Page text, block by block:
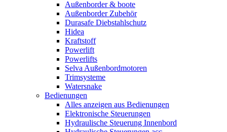
Außenborder & boote
Außenborder Zubehör
Durasafe Diebstahlschutz
Hidea
Kraftstoff
Powerlift
Powerlifts
Selva Außenbordmotoren
Trimsysteme
Watersnake
Bedienungen
Alles anzeigen aus Bedienungen
Elektronische Steuerungen
Hydraulische Steuerung Innenbord